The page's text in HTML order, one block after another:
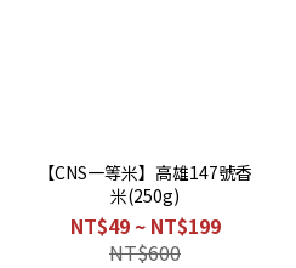
【CNS一等米】高雄147號香
米(250g)
NT$49 ~ NT$199
NT$600